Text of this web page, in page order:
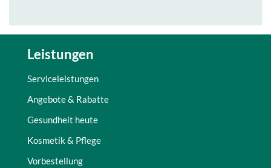
Leistungen
Serviceleistungen
Angebote & Rabatte
Gesundheit heute
Kosmetik & Pflege
Vorbestellung